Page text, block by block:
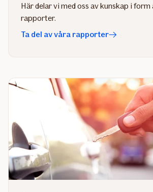
Här delar vi med oss av kunskap i form
rapporter.
Ta del av våra rapporter